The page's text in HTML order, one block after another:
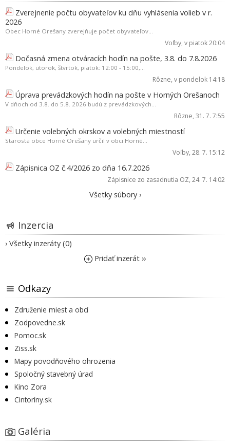
Zverejnenie počtu obyvateľov ku dňu vyhlásenia volieb v r.
2026
Obec Horné Orešany zverejňuje počet obyvateľov...
Voľby, v piatok 20:04
Dočasná zmena otváracích hodín na pošte, 3.8. do 7.8.2026
Pondelok, utorok, štvrtok, piatok: 12:00 - 15:00,...
Rôzne, v pondelok 14:18
Úprava prevádzkových hodín na pošte v Horných Orešanoch
V dňoch od 3.8. do 5.8. 2026 budú z prevádzkových...
Rôzne, 31. 7. 7:55
Určenie volebných okrskov a volebných miestností
Starosta obce Horné Orešany určil v obci Horné...
Voľby, 28. 7. 15:12
Zápisnica OZ č.4/2026 zo dňa 16.7.2026
Zápisnice zo zasadnutia OZ, 24. 7. 14:02
Všetky súbory ›
Inzercia
› Všetky inzeráty (0)
Pridať inzerát ››
Odkazy
Združenie miest a obcí
Zodpovedne.sk
Pomoc.sk
Ziss.sk
Mapy povodňového ohrozenia
Spoločný stavebný úrad
Kino Zora
Cintoríny.sk
Galéria